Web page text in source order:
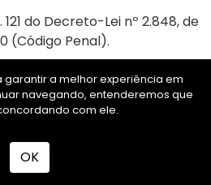
do Decreto-Lei nº 2.848, de
(Código Penal).
Lei nº 3.689, de 3 de
de Processo Penal), as Leis n
de 1984 (Lei de Execução
a substituição da
prisão domiciliar da mulher
garantir a melhor experiência em
navegando, entenderemos que
com ele.
OK